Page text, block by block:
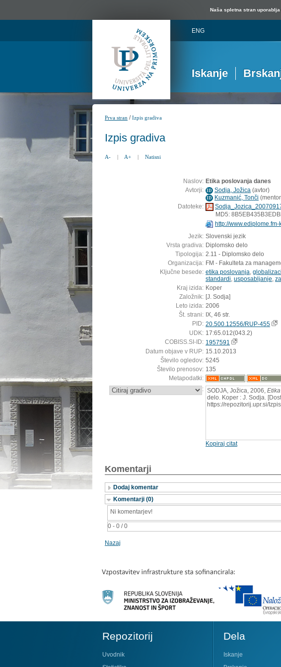
Naša spletna stran
ENG
Iskanje
Prva stran /Izpis gradiva
Izpis gradiva
A- | A+ | Natisni
Naslov: Etika poslovanja danes
Avtorji: ID Sodja, Jožica (avtor)
ID Kuzmanić, Tonči (mentor
Datoteke:
MD5:
http://
Jezik: Slovenski jezik
Vrsta gradiva: Diplomsko delo
Tipologija: 2.11 - Diplomsko delo
Organizacija: FM - Fakulteta za
Ključne besede: etika poslovanja
standardi usposabljanje
Kraj izida: Koper
Založnik: [J. Sodja]
Leto izida: 2006
Št. strani: IX, 46 str.
PID: 20.500.12556/RUP-455
UDK: 17:65.012(043.2)
COBISS.SI-ID: 1957591
Datum objave v RUP: 15.10.2013
Število ogledov: 5245
Število prenosov: 135
Metapodatki:
: SODJA, Jožica, 2006,
delo. Koper : J. Sodja.
https://repozitorij.upr.si/
Kopiraj citat
Komentarji
Dodaj komentar
Komentarji (0)
0 - 0 / 0
Ni komentarjev!
Nazaj
Repozitorij
Uvodnik
Dela
Iskanje